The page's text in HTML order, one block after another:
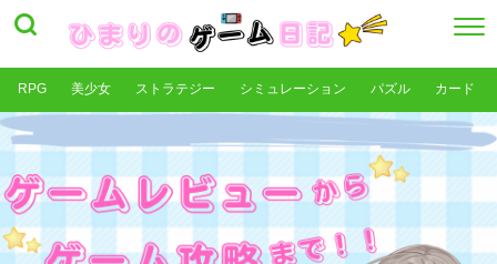
RPG 美少女 ストラテジー シミュレーション パズル カード